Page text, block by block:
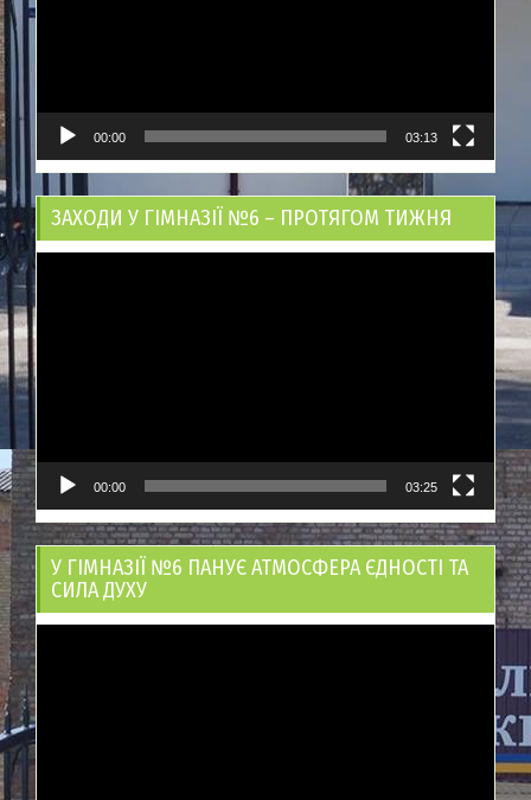
00:00 03:13
ЗАХОДИ У ГІМНАЗІЇ №6 – ПРОТЯГОМ ТИЖНЯ
00:00 03:25
У ГІМНАЗІЇ №6 ПАНУЄ АТМОСФЕРА ЄДНОСТІ ТА
СИЛА ДУХУ